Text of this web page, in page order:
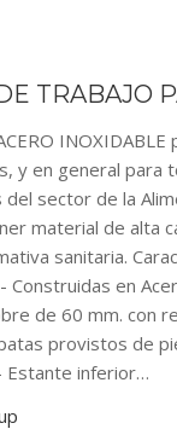
TRABAJO
y en general para
sector de la
material de alta
sanitaria.
Construidas en
de 60 mm. con
provistos de
Estante inferior…